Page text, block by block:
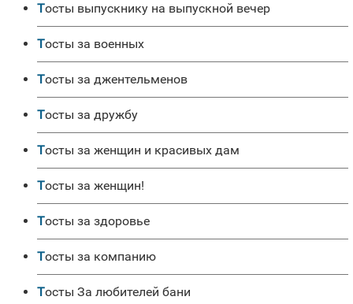
Тосты выпускнику на выпускной вечер
Тосты за военных
Тосты за джентельменов
Тосты за дружбу
Тосты за женщин и красивых дам
Тосты за женщин!
Тосты за здоровье
Тосты за компанию
Тосты За любителей бани